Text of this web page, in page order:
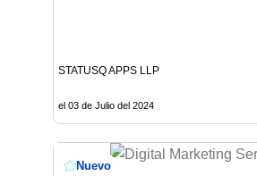
STATUSQ APPS LLP
el 03 de Julio del 2024
Nuevo